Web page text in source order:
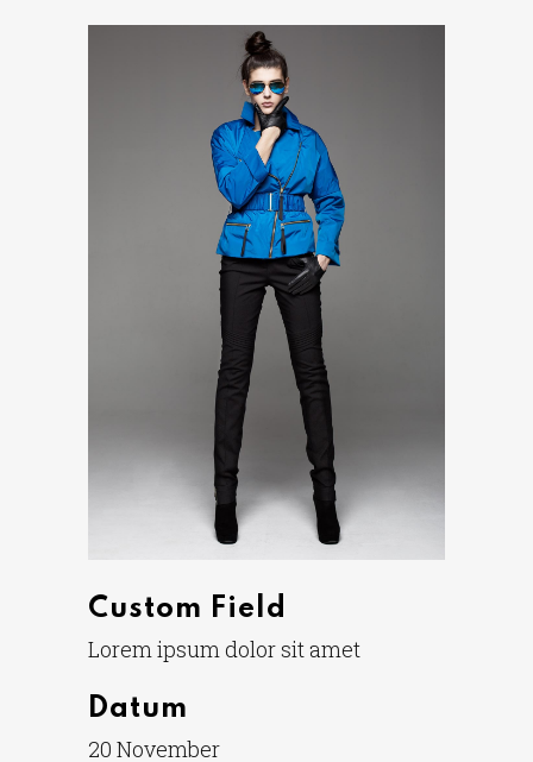
Custom Field
Lorem ipsum dolor sit amet
Datum
20 November